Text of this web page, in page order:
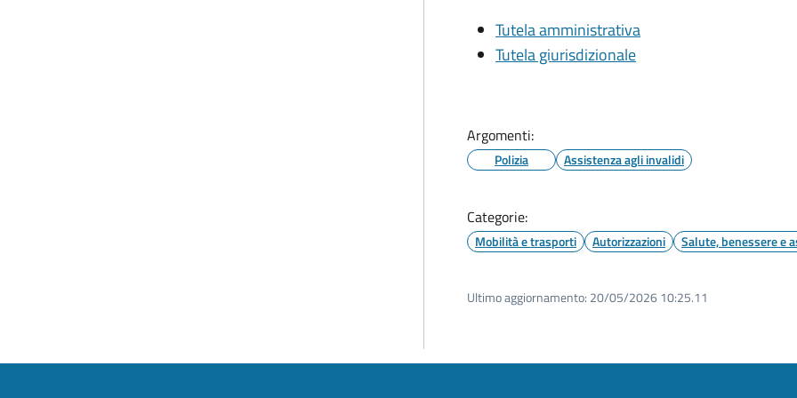
Tutela amministrativa
Tutela giurisdizionale
Argomenti:
Polizia Assistenza agli invalidi
Categorie:
Mobilità e trasporti Autorizzazioni Salute, benessere e
Ultimo aggiornamento: 20/05/2026 10:25.11